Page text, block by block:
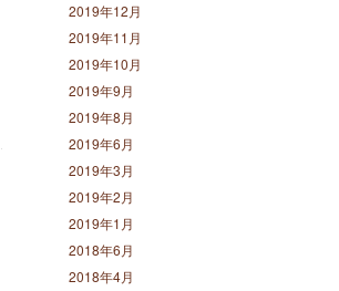
2019年12月
2019年11月
2019年10月
2019年9月
2019年8月
2019年6月
2019年3月
2019年2月
2019年1月
2018年6月
2018年4月